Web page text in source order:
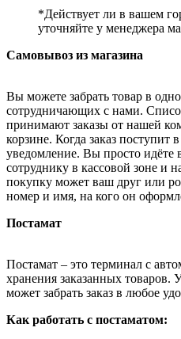
*Действует ли в вашем
уточняйте у менеджера
Самовывоз из магазина
Вы можете забрать товар в
сотрудничающих с нами.
принимают заказы от нашей
корзине. Когда заказ поступит
уведомление. Вы просто идёте
сотруднику в кассовой зоне и
покупку может ваш друг или
номер и имя, на кого он
Постамат
Постамат – это терминал с
хранения заказанных товаров.
может забрать заказ в любое
Как работать с постаматом: